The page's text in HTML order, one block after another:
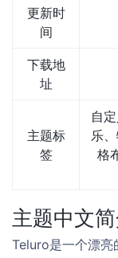
更新时
间
下载地
址
主题标
签
自
乐
格
主题中文
Teluro是一个漂亮